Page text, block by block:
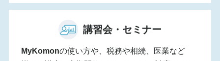
講習会・セミナー
MyKomonの使い方や、税務や相続、医業など